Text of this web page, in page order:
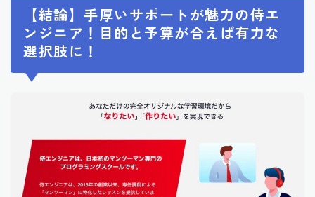
【結論】手厚いサポートが魅力の侍エ
ンジニア！目的と予算が合えば有力な
選択肢に！